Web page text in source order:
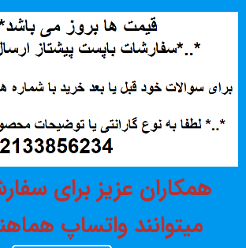
همکاران عزیز برای
میتوانند واتساپ